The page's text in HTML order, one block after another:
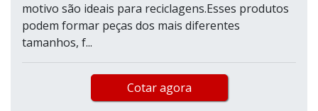
motivo são ideais para reciclagens.Esses produtos
podem formar peças dos mais diferentes
tamanhos, f...
Cotar agora